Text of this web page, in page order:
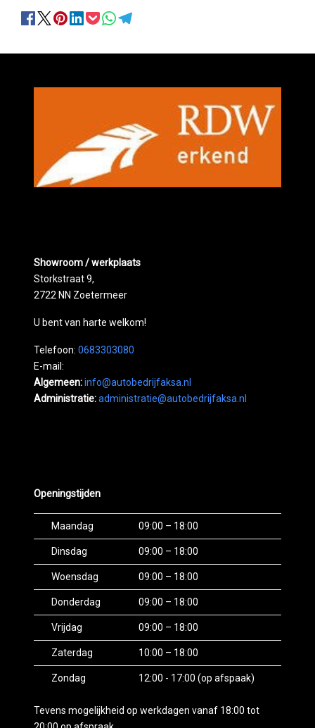
Showroom / werkplaats
Storkstraat 9,
2722 NN Zoetermeer
U bent van harte welkom!
Telefoon: 0683303080
E-mail:
Algemeen:info@autobedrijfaksa.nl
Administratie:administratie@autobedrijfaksa.nl
Openingstijden
Maandag 09:00 – 18:00
Dinsdag 09:00 – 18:00
Woensdag 09:00 – 18:00
Donderdag 09:00 – 18:00
Vrijdag 09:00 – 18:00
Zaterdag 10:00 – 18:00
Zondag 12:00 - 17:00 (op afspaak)
Tevens mogelijkheid op werkdagen vanaf 18:00 tot